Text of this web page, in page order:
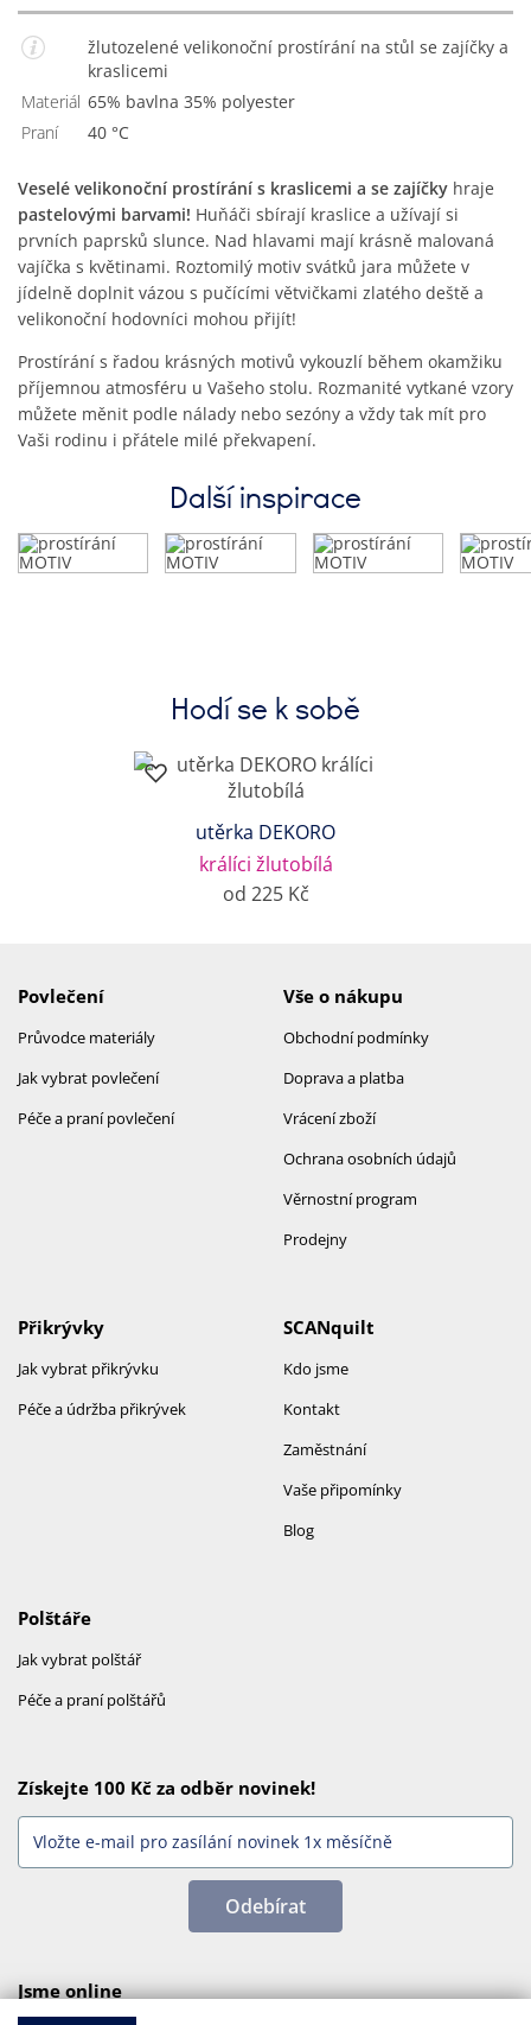
žlutozelené velikonoční prostírání na stůl se zajíčky a
kraslicemi
Materiál
65% bavlna 35% polyester
Praní
40 °C
Veselé velikonoční prostírání s kraslicemi a se zajíčky hraje
pastelovými barvami! Huňáči sbírají kraslice a užívají si
prvních paprsků slunce. Nad hlavami mají krásně malovaná
vajíčka s květinami. Roztomilý motiv svátků jara můžete v
jídelně doplnit vázou s pučícími větvičkami zlatého deště a
velikonoční hodovníci mohou přijít!
Prostírání s řadou krásných motivů vykouzlí během okamžiku
příjemnou atmosféru u Vašeho stolu. Rozmanité vytkané vzory
můžete měnit podle nálady nebo sezóny a vždy tak mít pro
Vaši rodinu i přátele milé překvapení.
Další inspirace
Hodí se k sobě
utěrka DEKORO
králíci žlutobílá
od 225 Kč
Povlečení
Průvodce materiály
Jak vybrat povlečení
Péče a praní povlečení
Vše o nákupu
Obchodní podmínky
Doprava a platba
Vrácení zboží
Ochrana osobních údajů
Věrnostní program
Prodejny
SCANquilt
Kdo jsme
Kontakt
Zaměstnání
Vaše připomínky
Blog
Přikrývky
Jak vybrat přikrývku
Péče a údržba přikrývek
Polštáře
Jak vybrat polštář
Péče a praní polštářů
Získejte 100 Kč za odběr novinek!
Odebírat
Jsme online